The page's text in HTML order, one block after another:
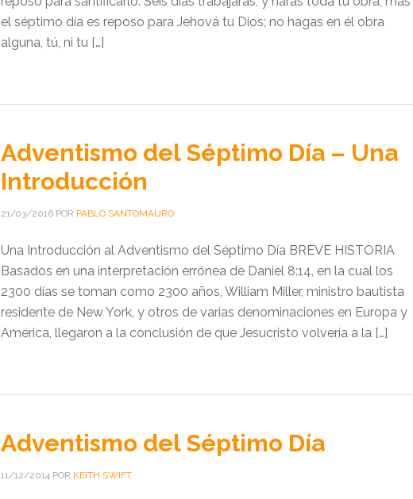
el séptimo día es reposo para Jehová tu Dios; no hagas en él obra
alguna, tú, ni tu […]
Adventismo del Séptimo Día – Una
Introducción
21/03/2016 POR PABLO SANTOMAURO
Una Introducción al Adventismo del Séptimo Día BREVE HISTORIA
Basados en una interpretación errónea de Daniel 8:14, en la cual los
2300 días se toman como 2300 años, William Miller, ministro bautista
residente de New York, y otros de varias denominaciones en Europa y
América, llegaron a la conclusión de que Jesucristo volvería a la […]
Adventismo del Séptimo Día
11/12/2014 POR KEITH SWIFT